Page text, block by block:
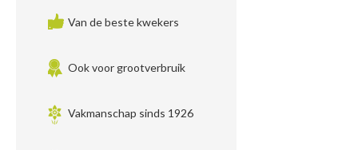
Van de beste kwekers
Ook voor grootverbruik
Vakmanschap sinds 1926